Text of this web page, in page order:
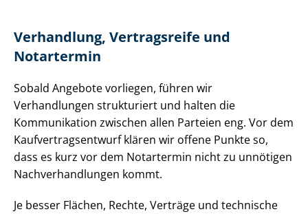
Verhandlung, Vertragsreife und
Notartermin
Sobald Angebote vorliegen, führen wir
Verhandlungen strukturiert und halten die
Kommunikation zwischen allen Parteien eng. Vor dem
Kauf­ver­trags­ent­wurf klären wir offene Punkte so,
dass es kurz vor dem Notartermin nicht zu unnötigen
Nach­ver­hand­lun­gen kommt.
Je besser Flächen, Rechte, Verträge und technische